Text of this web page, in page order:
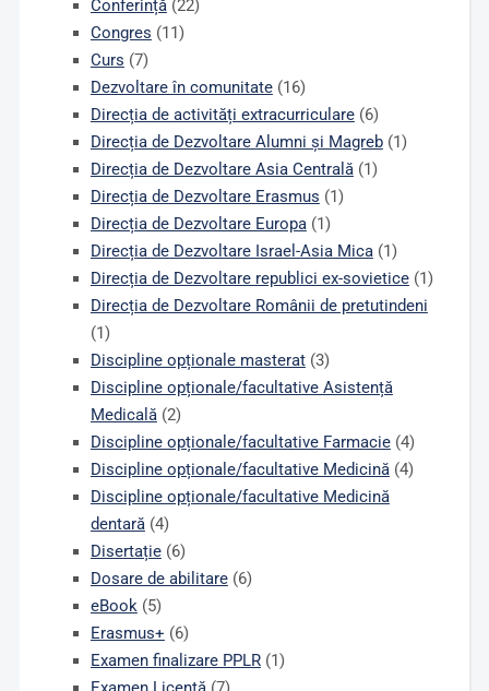
Conferință(22)
Congres (11)
Curs (7)
Dezvoltare în comunitate(16)
Direcția de activități extracurriculare(6)
Direcția de Dezvoltare Alumni și Magreb(1)
Direcția de Dezvoltare Asia Centrală(1)
Direcția de Dezvoltare Erasmus (1)
Direcția de Dezvoltare Europa(1)
Direcția de Dezvoltare Israel-Asia Mica(1)
Direcția de Dezvoltare republici ex-sovietice(1)
Direcția de Dezvoltare Românii de pretutindeni
(1)
Discipline opționale masterat(3)
Discipline opționale/facultative Asistență
Medicală(2)
Discipline opționale/facultative Farmacie(4)
Discipline opționale/facultative Medicină(4)
Discipline opționale/facultative Medicină
dentară(4)
Disertație(6)
Dosare de abilitare(6)
eBook(5)
Erasmus+ (6)
Examen finalizare PPLR(1)